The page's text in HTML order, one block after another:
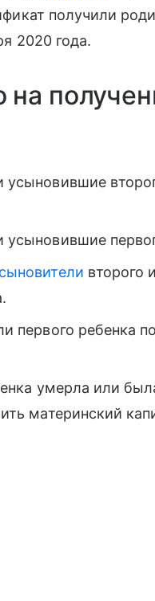
получили
2020 года.
на
второго
первого ребенка
умерла или
материнский